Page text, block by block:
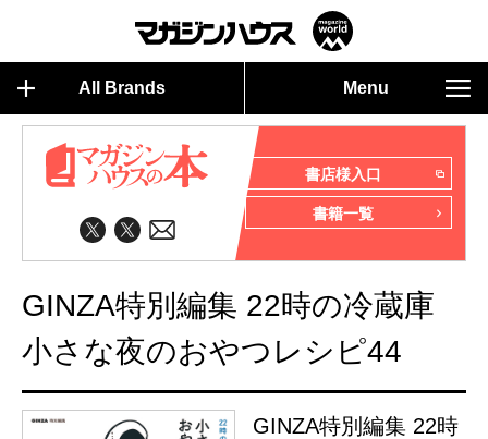
All Brands Menu
書店様入口
書籍一覧
GINZA特別編集 22時の冷蔵庫
小さな夜のおやつレシピ44
GINZA特別編集 22時